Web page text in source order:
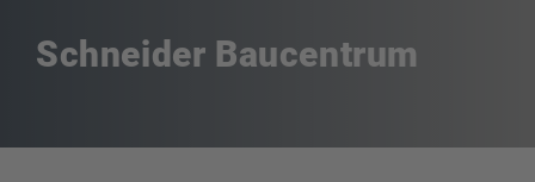
Schneider Baucentrum